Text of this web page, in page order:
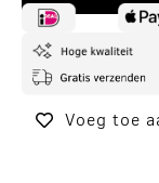
Voeg toe